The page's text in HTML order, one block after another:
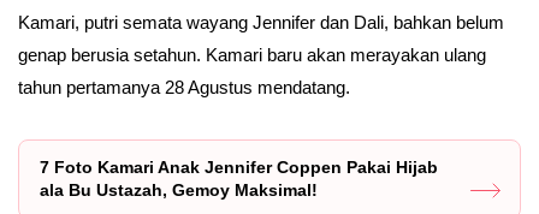
Kamari, putri semata wayang Jennifer dan Dali, bahkan belum
genap berusia setahun. Kamari baru akan merayakan ulang
tahun pertamanya 28 Agustus mendatang.
7 Foto Kamari Anak Jennifer Coppen Pakai Hijab
ala Bu Ustazah, Gemoy Maksimal!